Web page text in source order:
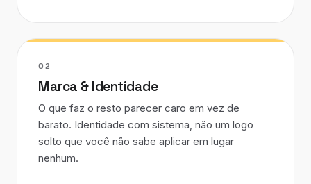
02
Marca & Identidade
O que faz o resto parecer caro em vez de
barato. Identidade com sistema, não um logo
solto que você não sabe aplicar em lugar
nenhum.